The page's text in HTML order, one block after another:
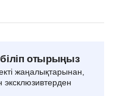
отырыңыз
жаңалықтарынан,